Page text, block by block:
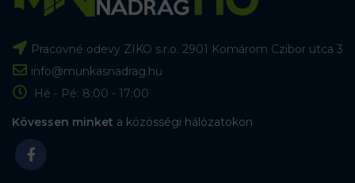
Pracovné odevy ZIKO s.r.o. 2901 Komárom Czibor utca 3
info@munkasnadrag.hu
Hé - Pé: 8:00 - 17:00
Kövessen minket a közösségi hálózatokon